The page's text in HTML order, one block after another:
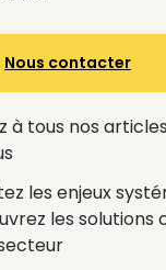
Nous contacter
à tous nos
les enjeux
les solutions